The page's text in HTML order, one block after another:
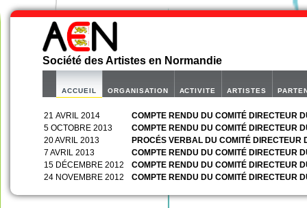
Société des Artistes en Normandie
ACCUEIL ORGANISATION ACTIVITE ARTISTES
21 AVRIL 2014
COMPTE RENDU DU COMITÉ DIRECTEUR
5 OCTOBRE 2013
COMPTE RENDU DU COMITÉ DIRECTEUR
20 AVRIL 2013
PROCÉS VERBAL DU COMITÉ DIRECTEUR
7 AVRIL 2013
COMPTE RENDU DU COMITÉ DIRECTEUR
15 DÉCEMBRE 2012
COMPTE RENDU DU COMITÉ DIRECTEUR
24 NOVEMBRE 2012
COMPTE RENDU DU COMITÉ DIRECTEUR